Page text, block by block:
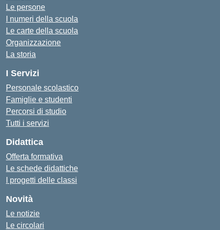
Le persone
I numeri della scuola
Le carte della scuola
Organizzazione
La storia
I Servizi
Personale scolastico
Famiglie e studenti
Percorsi di studio
Tutti i servizi
Didattica
Offerta formativa
Le schede didattiche
I progetti delle classi
Novità
Le notizie
Le circolari